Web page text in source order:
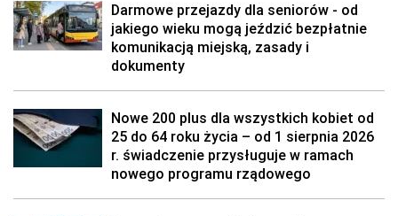
Darmowe przejazdy dla seniorów - od
jakiego wieku mogą jeździć bezpłatnie
komunikacją miejską, zasady i
dokumenty
Nowe 200 plus dla wszystkich kobiet od
25 do 64 roku życia – od 1 sierpnia 2026
r. świadczenie przysługuje w ramach
nowego programu rządowego